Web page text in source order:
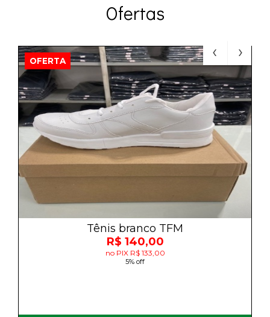
Ofertas
OFERTA
Tênis branco TFM
R$ 140,00
no PIX R$ 133,00
5% off